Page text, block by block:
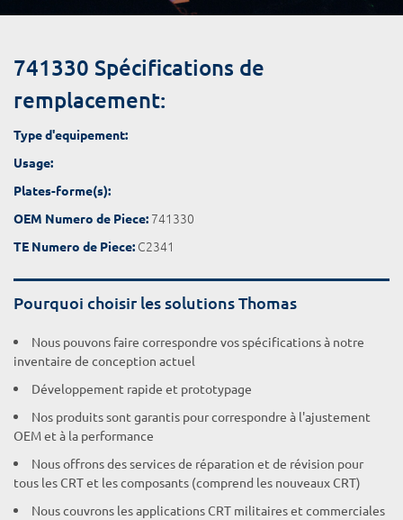
741330 Spécifications de
remplacement:
Type d'equipement:
Usage:
Plates-forme(s):
OEM Numero de Piece: 741330
TE Numero de Piece: C2341
Pourquoi choisir les solutions Thomas
Nous pouvons faire correspondre vos spécifications à notre
inventaire de conception actuel
Développement rapide et prototypage
Nos produits sont garantis pour correspondre à l'ajustement
OEM et à la performance
Nous offrons des services de réparation et de révision pour
tous les CRT et les composants (comprend les nouveaux CRT)
Nous couvrons les applications CRT militaires et commerciales